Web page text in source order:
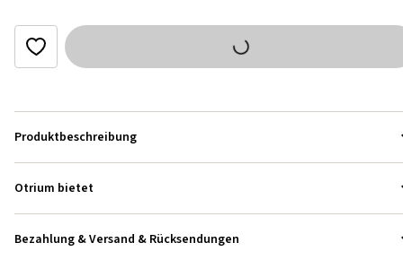
Produktbeschreibung
Otrium bietet
Bezahlung & Versand & Rücksendungen